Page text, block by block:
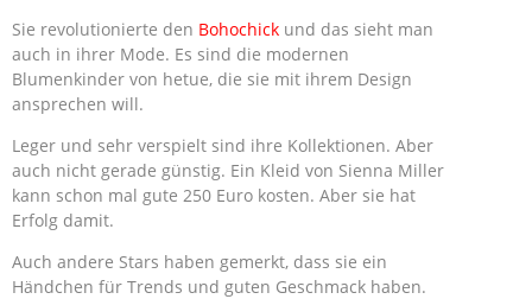
Sie revolutionierte den Bohochick und das sieht man
auch in ihrer Mode. Es sind die modernen
Blumenkinder von hetue, die sie mit ihrem Design
ansprechen will.
Leger und sehr verspielt sind ihre Kollektionen. Aber
auch nicht gerade günstig. Ein Kleid von Sienna Miller
kann schon mal gute 250 Euro kosten. Aber sie hat
Erfolg damit.
Auch andere Stars haben gemerkt, dass sie ein
Händchen für Trends und guten Geschmack haben.